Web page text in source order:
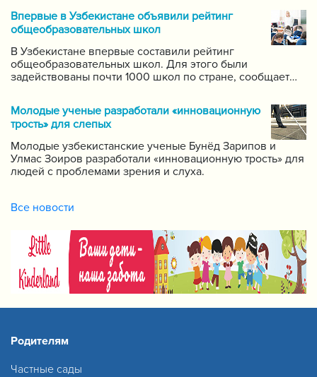
систему для размещения в интернете видео-уроков
самых ведущих учителей по каждому предмету.
Впервые в Узбекистане объявили рейтинг
общеобразовательных школ
В Узбекистане впервые составили рейтинг
общеобразовательных школ. Для этого были
задействованы почти 1000 школ по стране, сообщает
за качеством образования при Кабинете Министров
Республики Узбекистан.
Молодые ученые разработали «инновационную
трость» для слепых
Молодые узбекистанские ученые Бунёд Зарипов и
Улмас Зоиров разработали «инновационную трость» для
людей с проблемами зрения и слуха.
Все новости
Родителям
Частные сады